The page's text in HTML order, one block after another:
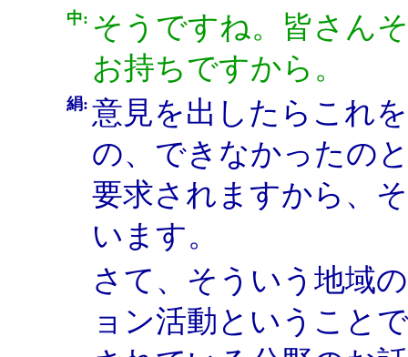
中: そうですね。皆さん
お持ちですから。
絹: 意見を出したらこれ
の、できなかったの
要求されますから、
います。
さて、そういう地域
ョン活動ということ